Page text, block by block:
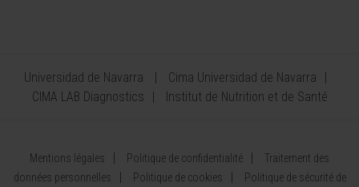
Universidad de Navarra
Cima Universidad de Navarra
CIMA LAB Diagnostics
Institut de Nutrition et de Santé
Mentions légales Politique de confidentialité
Traitement des
données personnelles
Politique de cookies Politique de sécurité de